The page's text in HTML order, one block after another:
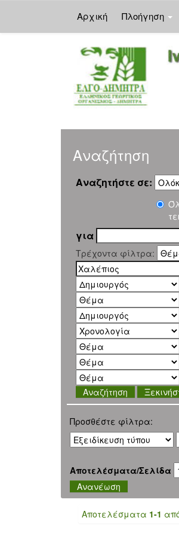
Αρχική Πλοήγηση
Αναζήτηση
Αναζητήστε σε:
για
Τρέχοντα φίλτρα:
Προσθέστε φίλτρα:
Αποτελέσματα/Σελίδα
Αποτελέσματα 1-1